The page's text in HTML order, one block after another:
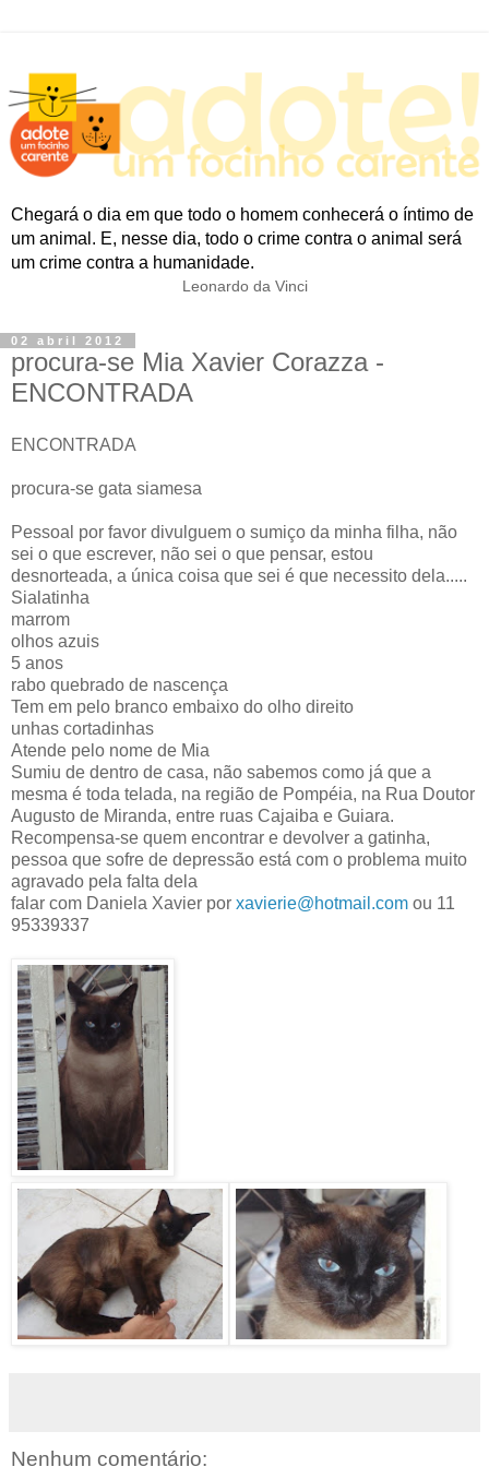
Chegará o dia em que todo o homem conhecerá o íntimo de
um animal. E, nesse dia, todo o crime contra o animal será
um crime contra a humanidade.
Leonardo da Vinci
02 abril 2012
procura-se Mia Xavier Corazza -
ENCONTRADA
ENCONTRADA
procura-se gata siamesa
Pessoal por favor divulguem o sumiço da minha filha, não
sei o que escrever, não sei o que pensar, estou
desnorteada, a única coisa que sei é que necessito dela.....
Sialatinha
marrom
olhos azuis
5 anos
rabo quebrado de nascença
Tem em pelo branco embaixo do olho direito
unhas cortadinhas
Atende pelo nome de Mia
Sumiu de dentro de casa, não sabemos como já que a
mesma é toda telada, na região de Pompéia, na Rua Doutor
Augusto de Miranda, entre ruas Cajaiba e Guiara.
Recompensa-se quem encontrar e devolver a gatinha,
pessoa que sofre de depressão está com o problema muito
agravado pela falta dela
falar com Daniela Xavier por xavierie@hotmail.com ou 11
95339337
Nenhum comentário: